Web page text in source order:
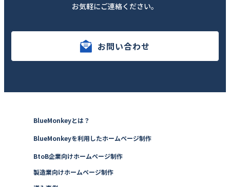
お気軽にご連絡ください。
お問い合わせ
BlueMonkeyとは？
BlueMonkeyを利用したホームページ制作
BtoB企業向けホームページ制作
製造業向けホームページ制作